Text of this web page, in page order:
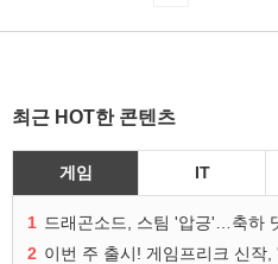
최근 HOT한 콘텐츠
게임 IT
1 드래곤소드, 스팀 '압긍'…축하
2 이번 주 출시! 게임프리크 신작